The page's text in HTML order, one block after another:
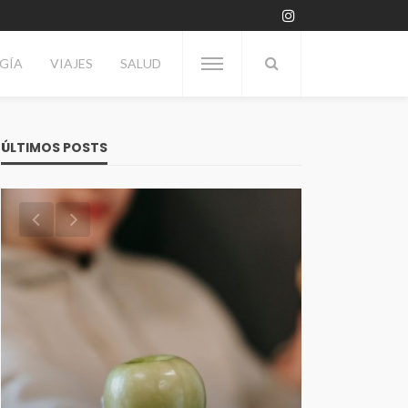
VIAJES SALUD
ÚLTIMOS POSTS
Día del Enólogo: Por qué se